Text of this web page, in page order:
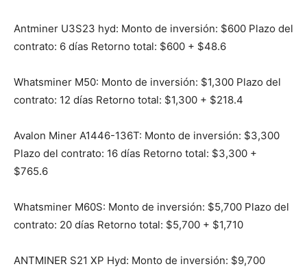
Antminer U3S23 hyd: Monto de inversión: $600 Plazo del
contrato: 6 días Retorno total: $600 + $48.6
Whatsminer M50: Monto de inversión: $1,300 Plazo del
contrato: 12 días Retorno total: $1,300 + $218.4
Avalon Miner A1446-136T: Monto de inversión: $3,300
Plazo del contrato: 16 días Retorno total: $3,300 +
$765.6
Whatsminer M60S: Monto de inversión: $5,700 Plazo del
contrato: 20 días Retorno total: $5,700 + $1,710
ANTMINER S21 XP Hyd: Monto de inversión: $9,700